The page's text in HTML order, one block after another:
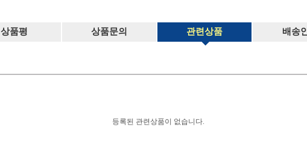
상품평 상품문의 관련상품 배송
등록된 관련상품이 없습니다.